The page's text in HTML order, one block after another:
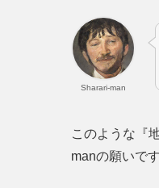
Sharari-man
このような『
manの願いです